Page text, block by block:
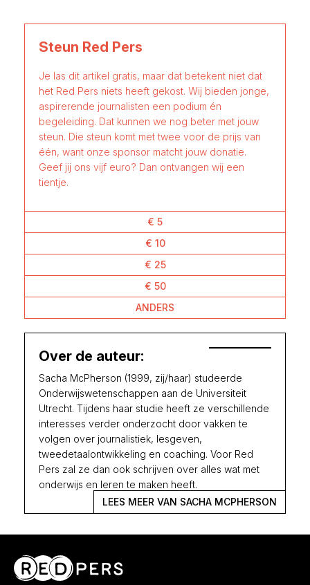
Steun Red Pers
Je las dit artikel gratis, maar dat betekent niet dat
het Red Pers niets heeft gekost. Wij bieden jonge,
aspirerende journalisten een podium én
begeleiding. Dat kunnen we nog beter met jouw
steun. Die steun komt met twee voor de prijs van
één, want onze sponsor matcht jouw donatie.
Geef jij ons vijf euro? Dan ontvangen wij een
tientje.
€ 5
€ 10
€ 25
€ 50
ANDERS
Over de auteur:
Sacha McPherson (1999, zij/haar) studeerde
Onderwijswetenschappen aan de Universiteit
Utrecht. Tijdens haar studie heeft ze verschillende
interesses verder onderzocht door vakken te
volgen over journalistiek, lesgeven,
tweedetaalontwikkeling en coaching. Voor Red
Pers zal ze dan ook schrijven over alles wat met
onderwijs en leren te maken heeft.
LEES MEER VAN SACHA MCPHERSON